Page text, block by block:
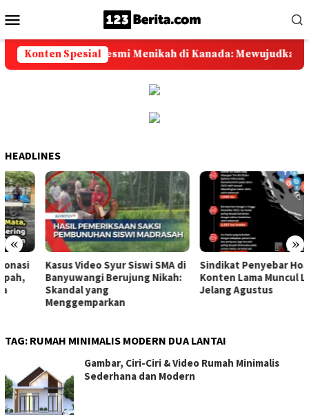
ke
kontenMobile
Konten Spesial
Gisela Cindy Resmi Menikah di Kanada: Mewujudkan
HEADLINES
« »
Kasus Video Syur Siswi SMA di
Banyuwangi Berujung Nikah:
Skandal yang
Menggemparkan
Sindikat Penyebar Hoaks
Konten Lama Muncul Lagi
Jelang Agustus
TAG: RUMAH MINIMALIS MODERN DUA LANTAI
Gambar, Ciri-Ciri & Video Rumah Minimalis
Sederhana dan Modern